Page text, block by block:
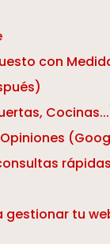
con
rápidas
tu